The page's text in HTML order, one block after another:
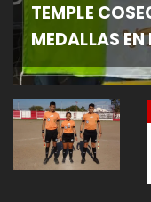
TEMPLE
MEDALLAS